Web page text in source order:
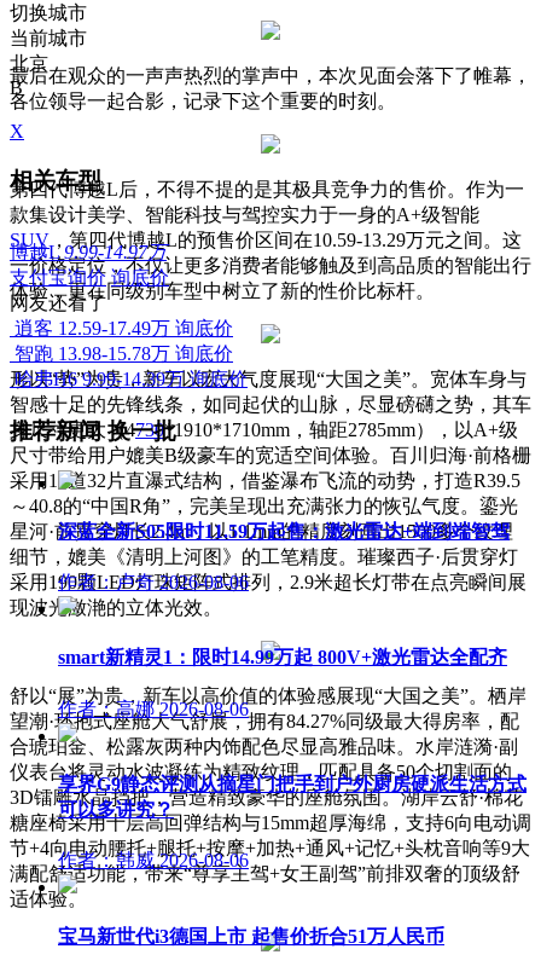
最后在观众的一声声热烈的掌声中，本次见面会落下了帷幕，
各位领导一起合影，记录下这个重要的时刻。
第四代博越L后，不得不提的是其极具竞争力的售价。作为一
款集设计美学、智能科技与驾控实力于一身的A+级智能
SUV ，第四代博越L的预售价区间在10.59-13.29万元之间。这
一价格定位，不仅让更多消费者能够触及到高品质的智能出行
体验，更在同级别车型中树立了新的性价比标杆。
形以“势”为贵，新车以宏大气度展现“大国之美”。宽体车身与
智感十足的先锋线条，如同起伏的山脉，尽显磅礴之势，其车
身尺寸更大（4730*1910*1710mm，轴距2785mm），以A+级
尺寸带给用户媲美B级豪车的宽适空间体验。百川归海·前格栅
采用16道32片直瀑式结构，借鉴瀑布飞流的动势，打造R39.5
～40.8的“中国R角”，完美呈现出充满张力的恢弘气度。鎏光
星河·前贯穿灯长2.4m，以1.1mm的精度刻画出1500多个纹理
细节，媲美《清明上河图》的工笔精度。璀璨西子·后贯穿灯
采用190颗LED灯珠矩阵式排列，2.9米超长灯带在点亮瞬间展
现波光潋滟的立体光效。
舒以“展”为贵，新车以高价值的体验感展现“大国之美”。栖岸
望潮·环抱式座舱大气舒展，拥有84.27%同级最大得房率，配
合琥珀金、松露灰两种内饰配色尽显高雅品味。水岸涟漪·副
仪表台将灵动水波凝练为精致纹理，匹配具备50个切割面的
3D镭雕水晶挡把，营造精致豪华的座舱氛围。湖岸云舒·棉花
糖座椅采用十层高回弹结构与15mm超厚海绵，支持6向电动调
节+4向电动腰托+腿托+按摩+加热+通风+记忆+头枕音响等9大
满配舒适功能，带来“尊享主驾+女王副驾”前排双奢的顶级舒
适体验。
切换城市
当前城市
北京
B
X
相关车型
博越L 9.99-14.97万
支付宝询价 询底价
网友还看了
逍客 12.59-17.49万 询底价
智跑 13.98-15.78万 询底价
哈弗H6 9.99-14.39万 询底价
推荐新闻换一批
深蓝全新S05限时11.59万起售：激光雷达+端到端智驾
作者：卢奇 2026-08-06
smart新精灵1：限时14.99万起 800V+激光雷达全配齐
作者：高娜 2026-08-06
享界G9静态评测从摘星门把手到户外厨房硬派生活方式
可以多讲究？
作者：韩威 2026-08-06
宝马新世代i3德国上市 起售价折合51万人民币